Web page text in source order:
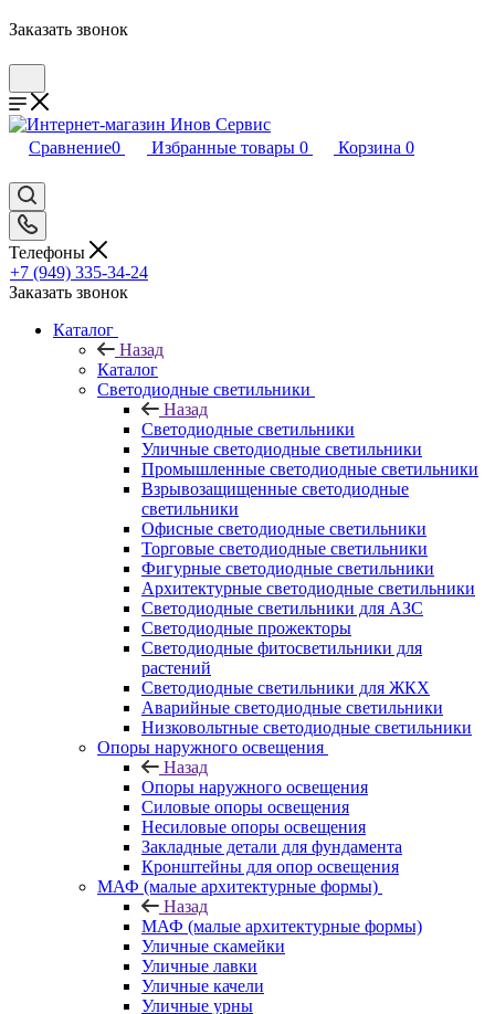
Заказать звонок
Сравнение0 Избранные товары 0 Корзина 0
Телефоны
+7 (949) 335-34-24
Заказать звонок
Каталог
Назад
Каталог
Светодиодные светильники
Назад
Светодиодные светильники
Уличные светодиодные светильники
Промышленные светодиодные светильники
Взрывозащищенные светодиодные
светильники
Офисные светодиодные светильники
Торговые светодиодные светильники
Фигурные светодиодные светильники
Архитектурные светодиодные светильники
Светодиодные светильники для АЗС
Светодиодные прожекторы
Светодиодные фитосветильники для
растений
Светодиодные светильники для ЖКХ
Аварийные светодиодные светильники
Низковольтные светодиодные светильники
Опоры наружного освещения
Назад
Опоры наружного освещения
Силовые опоры освещения
Несиловые опоры освещения
Закладные детали для фундамента
Кронштейны для опор освещения
МАФ (малые архитектурные формы)
Назад
МАФ (малые архитектурные формы)
Уличные скамейки
Уличные лавки
Уличные качели
Уличные урны